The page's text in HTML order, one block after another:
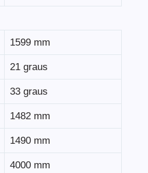
1599 mm
21 graus
33 graus
1482 mm
1490 mm
4000 mm